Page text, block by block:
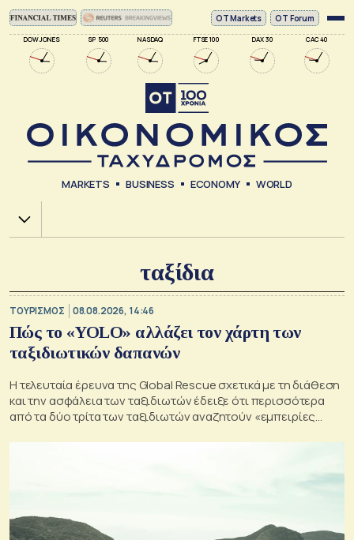
DOW JONES SP 500 NASDAQ FTSE 100 DAX 30 CAC 40
ΟΤ Markets OT Forum
MARKETS BUSINESS ECONOMY WORLD
Χ.Α.
ταξίδια
ΤΟΥΡΙΣΜΟΣ 08.08.2026, 14:46
Πώς το «YOLO» αλλάζει τον χάρτη των
ταξιδιωτικών δαπανών
Η τελευταία έρευνα της Global Rescue σχετικά με τη διάθεση
και την ασφάλεια των ταξιδιωτών έδειξε ότι περισσότερα
από τα δύο τρίτα των ταξιδιωτών αναζητούν «εμπειρίες